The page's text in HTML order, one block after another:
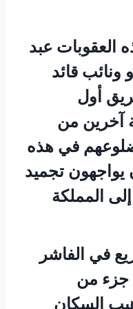
العقوبات عبد
ونائب قائد
أول
آخرين من
في هذه
يواجهون تجميد
المملكة
في الفاشر
جزء من
السكان